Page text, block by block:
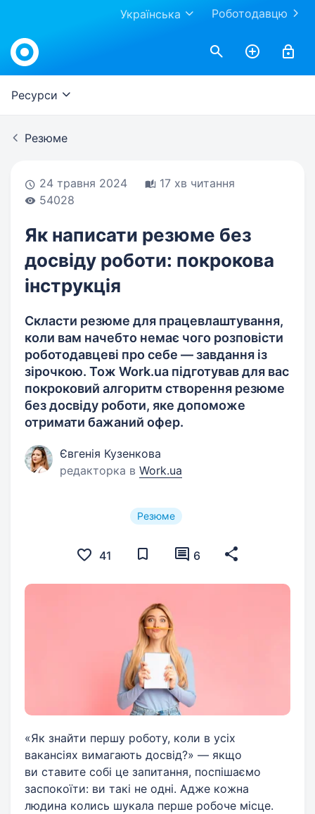
Роботодавцю
Українська
Work.ua
Ресурси
Резюме
24 травня 2024
17 хв читання
54028
Як написати резюме без
досвіду роботи: покрокова
інструкція
Скласти резюме для працевлаштування,
коли вам начебто немає чого розповісти
роботодавцеві про себе — завдання із
зірочкою. Тож Work.ua підготував для вас
покроковий алгоритм створення резюме
без досвіду роботи, яке допоможе
отримати бажаний офер.
Євгенія Кузенкова
редакторка в Work.ua
Резюме
41 6
«Як знайти першу роботу, коли в усіх
вакансіях вимагають досвід?» — якщо
ви ставите собі це запитання, поспішаємо
заспокоїти: ви такі не одні. Адже кожна
людина колись шукала перше робоче місце.